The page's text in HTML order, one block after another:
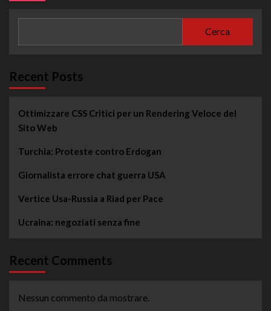
Cerca
Recent Posts
Ottimizzare CSS Critici per un Rendering Veloce del
Sito Web
Turchia: Proteste contro Erdogan
Giornalista errore chat guerra USA
Vertice Usa-Russia a Riad per Pace
Ucraina: negoziati senza fine
Recent Comments
Nessun commento da mostrare.